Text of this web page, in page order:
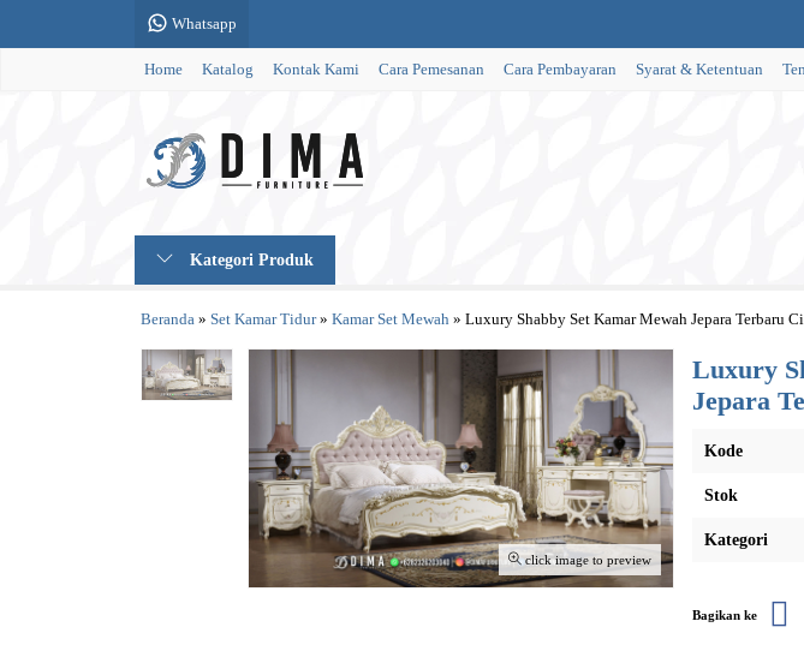
Whatsapp
Home Katalog Kontak Kami Cara Pemesanan Cara Pembayaran Syarat & Ketentuan
Kategori Produk
Beranda » Set Kamar Tidur» Kamar Set Mewah » Luxury Shabby Set Kamar Mewah Jepara Terbaru
click image to preview
Luxury
Jepara
Kode
Stok
Kategori
Bagikan ke